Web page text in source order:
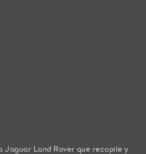
Jaguar Land Rover que recopile y